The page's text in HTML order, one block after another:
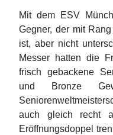
Mit dem ESV
Gegner, der mit
ist, aber nicht
Messer hatten die
frisch gebackene
und Bronze
auch gleich recht
Eröffnungsdoppel